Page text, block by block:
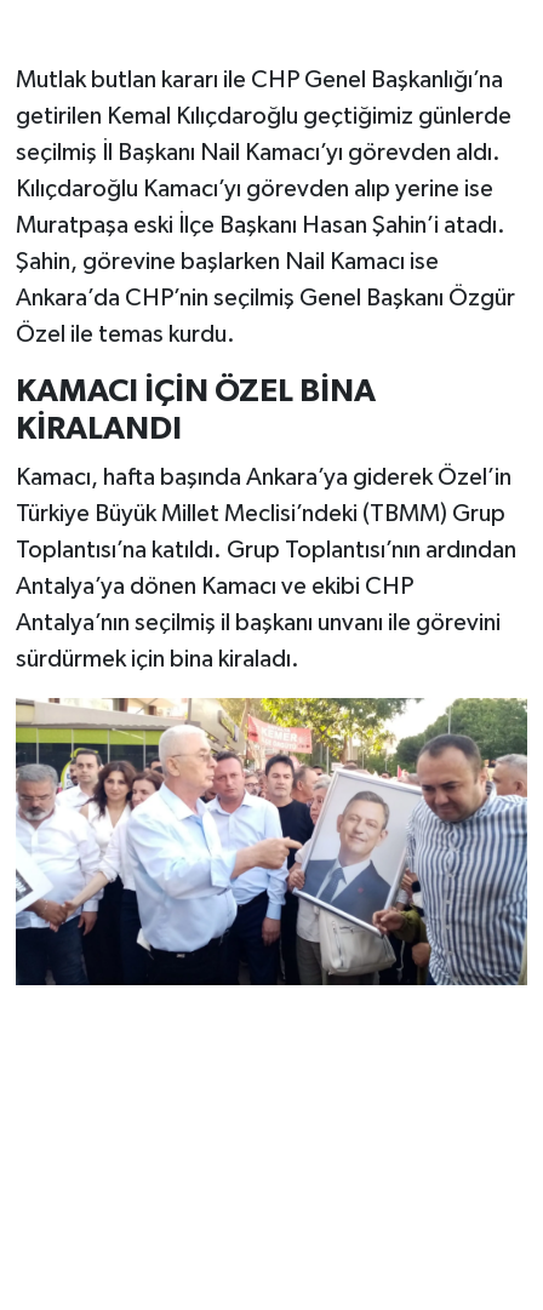
Mutlak butlan kararı ile CHP Genel Başkanlığı’na
getirilen Kemal Kılıçdaroğlu geçtiğimiz günlerde
seçilmiş İl Başkanı Nail Kamacı’yı görevden aldı.
Kılıçdaroğlu Kamacı’yı görevden alıp yerine ise
Muratpaşa eski İlçe Başkanı Hasan Şahin’i atadı.
Şahin, görevine başlarken Nail Kamacı ise
Ankara’da CHP’nin seçilmiş Genel Başkanı Özgür
Özel ile temas kurdu.
KAMACI İÇİN ÖZEL BİNA
KİRALANDI
Kamacı, hafta başında Ankara’ya giderek Özel’in
Türkiye Büyük Millet Meclisi’ndeki (TBMM) Grup
Toplantısı’na katıldı. Grup Toplantısı’nın ardından
Antalya’ya dönen Kamacı ve ekibi CHP
Antalya’nın seçilmiş il başkanı unvanı ile görevini
sürdürmek için bina kiraladı.